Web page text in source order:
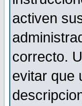
activen
correcto.
evitar que